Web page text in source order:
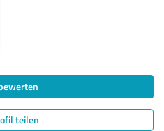
teilen